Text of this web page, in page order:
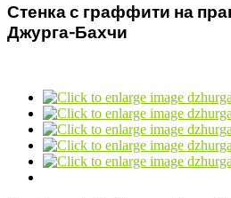
Стенка с граффити на
Джурга-Бахчи